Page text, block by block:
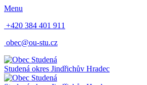
Menu
+420 384 401 911
obec@ou-stu.cz
Studená okres Jindřichův Hradec